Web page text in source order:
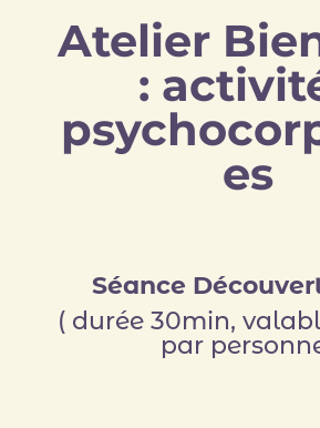
Atelier
:
es
Séance
( durée 30min,
par